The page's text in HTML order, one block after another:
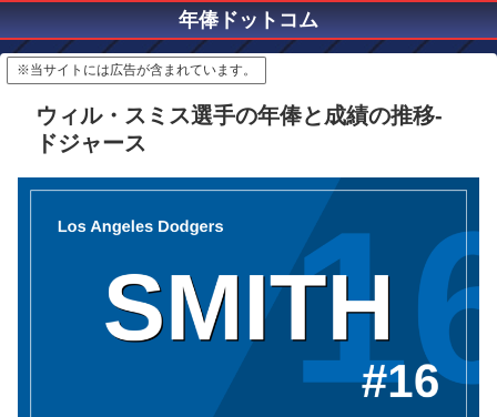
年俸ドットコム
※当サイトには広告が含まれています。
ウィル・スミス選手の年俸と成績の推移-
ドジャース